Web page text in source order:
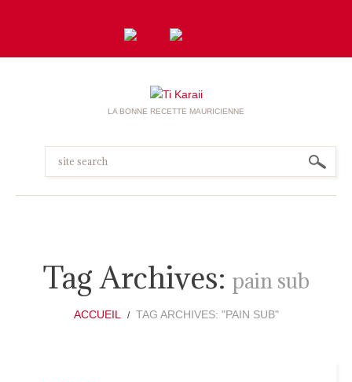
LA BONNE RECETTE MAURICIENNE
Tag Archives: pain sub
ACCUEIL TAG ARCHIVES: "PAIN SUB"